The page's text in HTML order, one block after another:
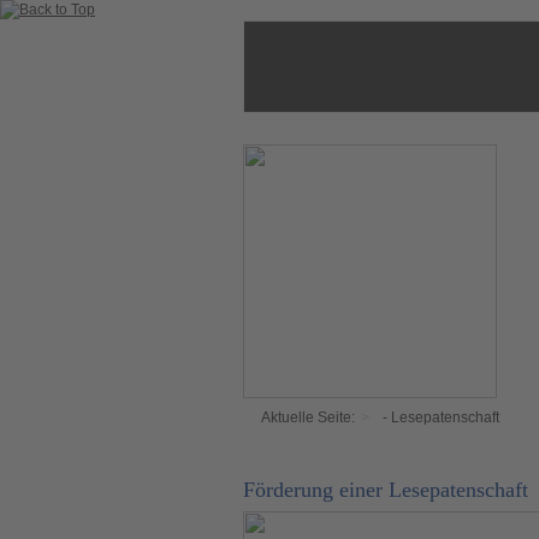
Aktuelle Seite: - Lesepatenschaft
Förderung einer Lesepatenschaft